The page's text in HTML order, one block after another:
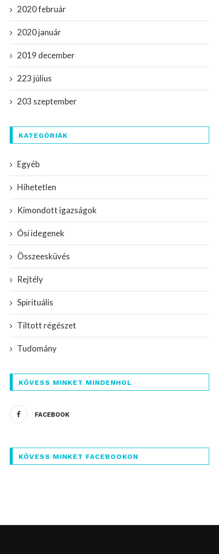
2020 február
2020 január
2019 december
223 július
203 szeptember
KATEGÓRIÁK
Egyéb
Hihetetlen
Kimondott igazságok
Ősi idegenek
Összeesküvés
Rejtély
Spirituális
Tiltott régészet
Tudomány
KÖVESS MINKET MINDENHOL
FACEBOOK
KÖVESS MINKET FACEBOOKON